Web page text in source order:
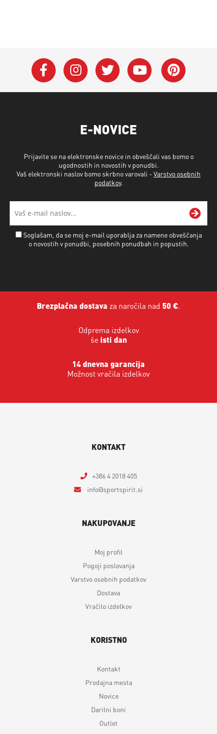
E-NOVICE
Prijavite se na elektronske novice in obveščali vas bomo o
ugodnostih in novostih v ponudbi.
Vaš elektronski naslov bomo skrbno varovali - Varstvo osebnih
podatkov.
Soglašam, da se moj e-mail uporablja za namene obveščanja
o novostih v ponudbi, posebnih ponudbah in popustih.
Brezplačna dostava za naročila nad 50 €.
Odprema izdelkov
še isti dan
14 dnevna garancija
Možnost vračila izdelkov
KONTAKT
+386 4 2018 405
info
sportspirit.si
NAKUPOVANJE
Moj profil
Pogoji poslovanja
Varstvo osebnih podatkov
Dostava
Vračilo izdelkov
KORISTNO
Kontakt
Prodajna mesta
Novice
Darilni boni
Outlet